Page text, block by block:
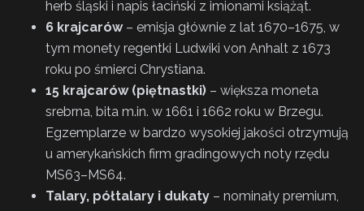
herb śląski i napis łaciński z imionami książąt.
6 krajcarów– emisja głównie z lat 1670–1675, w
tym monety regentki Ludwiki von Anhalt z 1673
roku po śmierci Chrystiana.
15 krajcarów (piętnastki) – większa moneta
srebrna, bita m.in. w 1661 i 1662 roku w Brzegu.
Egzemplarze w bardzo wysokiej jakości otrzymują
u amerykańskich firm gradingowych noty rzędu
MS63–MS64.
Talary, półtalary i dukaty – nominały premium,